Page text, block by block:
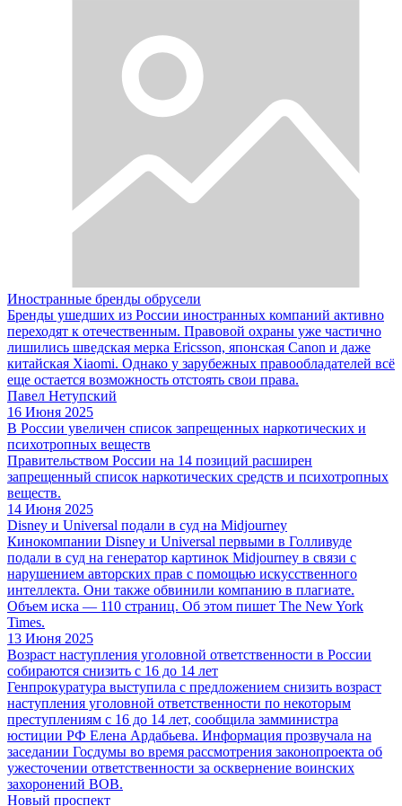
Иностранные бренды обрусели
Бренды ушедших из России иностранных компаний активно
переходят к отечественным. Правовой охраны уже частично
лишились шведская мерка Ericsson, японская Canon и даже
китайская Xiaomi. Однако у зарубежных правообладателей всё
еще остается возможность отстоять свои права.
Павел Нетупский
16 Июня 2025
В России увеличен список запрещенных наркотических и
психотропных веществ
Правительством России на 14 позиций расширен
запрещенный список наркотических средств и психотропных
веществ.
14 Июня 2025
Disney и Universal подали в суд на Midjourney
Кинокомпании Disney и Universal первыми в Голливуде
подали в суд на генератор картинок Midjourney в связи с
нарушением авторских прав с помощью искусственного
интеллекта. Они также обвинили компанию в плагиате.
Объем иска — 110 страниц. Об этом пишет The New York
Times.
13 Июня 2025
Возраст наступления уголовной ответственности в России
собираются снизить с 16 до 14 лет
Генпрокуратура выступила с предложением снизить возраст
наступления уголовной ответственности по некоторым
преступлениям с 16 до 14 лет, сообщила замминистра
юстиции РФ Елена Ардабьева. Информация прозвучала на
заседании Госдумы во время рассмотрения законопроекта об
ужесточении ответственности за осквернение воинских
захоронений ВОВ.
Новый проспект